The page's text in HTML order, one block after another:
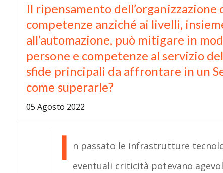
Il ripensamento dell’organizzazione
competenze anziché ai livelli,
all’automazione, può mitigare in
persone e competenze al servizio
sfide principali da affrontare in un
come superarle?
05 Agosto 2022
I n passato le infrastrutture
eventuali criticità potevano